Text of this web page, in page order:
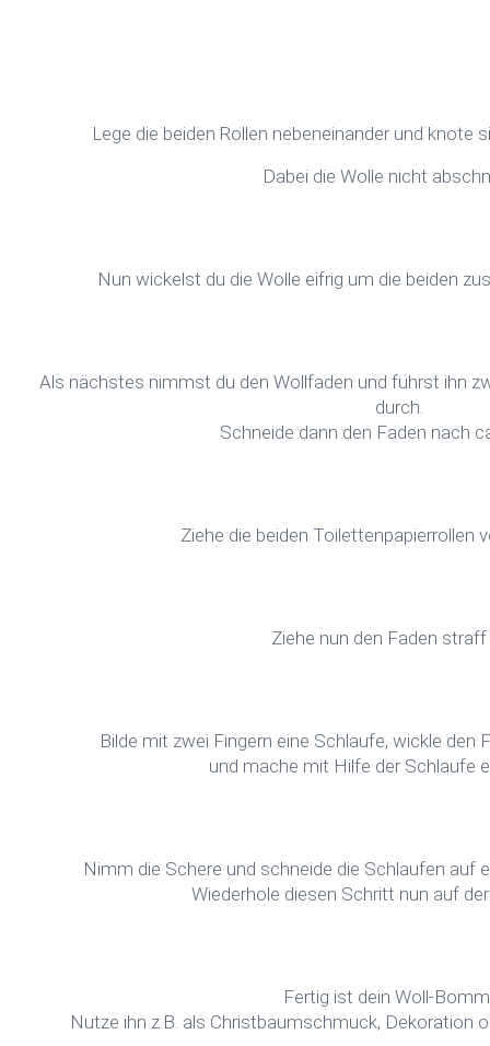
Lege die beiden Rollen nebeneinander und knote
Dabei die Wolle nicht
Nun wickelst du die Wolle eifrig um die beiden
Als nächstes nimmst du den Wollfaden und führst ihn
durch.
Schneide dann den Faden nach
Ziehe die beiden Toilettenpapierrollen
Ziehe nun den Faden
Bilde mit zwei Fingern eine Schlaufe, wickle den
und mache mit Hilfe der Schlaufe
Nimm die Schere und schneide die Schlaufen auf
Wiederhole diesen Schritt nun auf
Fertig ist dein Woll-
Nutze ihn z.B. als Christbaumschmuck, Dekoration